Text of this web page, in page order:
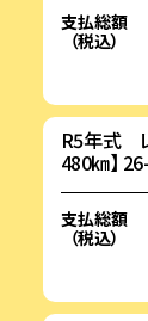
支払総額
（税込）
R5年式
480㎞】
支払総額
（税込）